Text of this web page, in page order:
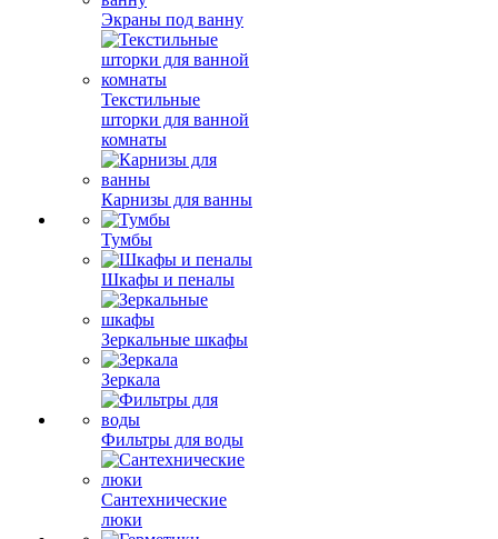
Экраны под ванну
Текстильные
шторки для ванной
комнаты
Карнизы для ванны
Тумбы
Шкафы и пеналы
Зеркальные шкафы
Зеркала
Фильтры для воды
Сантехнические
люки